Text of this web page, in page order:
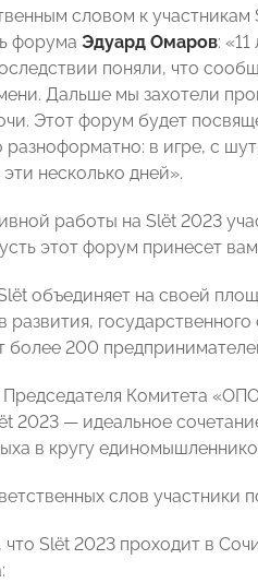
словом к
форума Эдуард Омаров:
поняли, что
Дальше мы захотели
Этот форум будет
в игре, с
несколько дней».
работы на Slёt 2023
этот форум принесет
объединяет на своей
развития,
более 200
Комитета
2023 — идеальное
в кругу
слов участники
Slёt 2023 проходит в